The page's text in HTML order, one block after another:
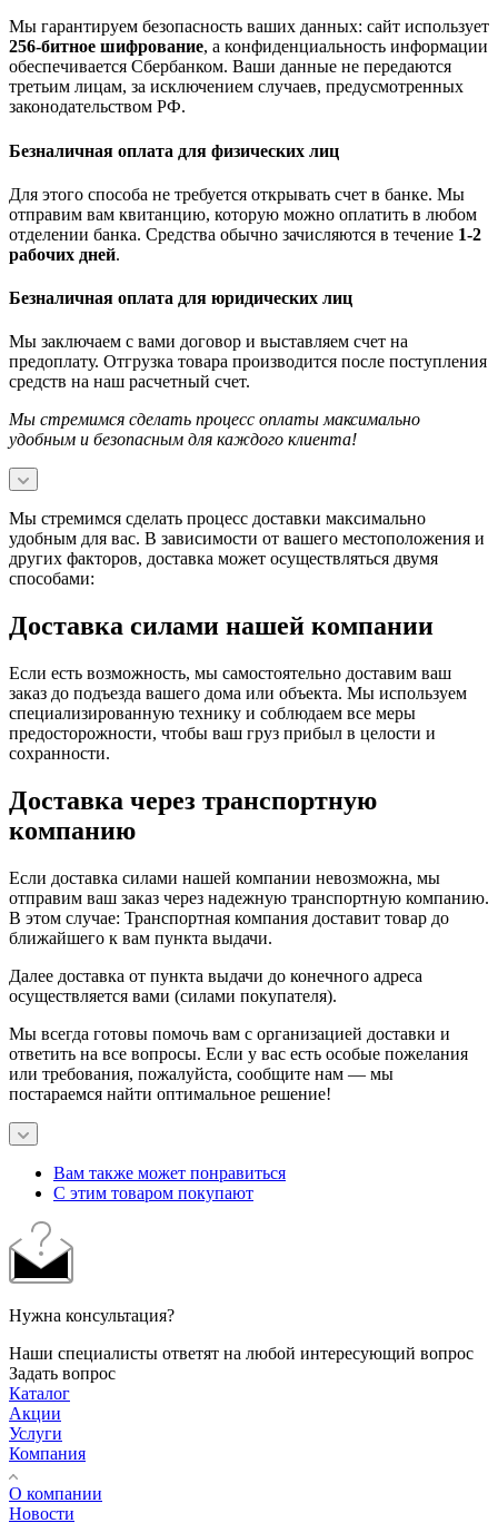
Мы гарантируем безопасность ваших данных: сайт использует
256-битное шифрование, а конфиденциальность информации
обеспечивается Сбербанком. Ваши данные не передаются
третьим лицам, за исключением случаев, предусмотренных
законодательством РФ.
Безналичная оплата для физических лиц
Для этого способа не требуется открывать счет в банке. Мы
отправим вам квитанцию, которую можно оплатить в любом
отделении банка. Средства обычно зачисляются в течение 1-2
рабочих дней.
Безналичная оплата для юридических лиц
Мы заключаем с вами договор и выставляем счет на
предоплату. Отгрузка товара производится после поступления
средств на наш расчетный счет.
Мы стремимся сделать процесс оплаты максимально
удобным и безопасным для каждого клиента!
Мы стремимся сделать процесс доставки максимально
удобным для вас. В зависимости от вашего местоположения и
других факторов, доставка может осуществляться двумя
способами:
Доставка силами нашей компании
Если есть возможность, мы самостоятельно доставим ваш
заказ до подъезда вашего дома или объекта. Мы используем
специализированную технику и соблюдаем все меры
предосторожности, чтобы ваш груз прибыл в целости и
сохранности.
Доставка через транспортную
компанию
Если доставка силами нашей компании невозможна, мы
отправим ваш заказ через надежную транспортную компанию.
В этом случае: Транспортная компания доставит товар до
ближайшего к вам пункта выдачи.
Далее доставка от пункта выдачи до конечного адреса
осуществляется вами (силами покупателя).
Мы всегда готовы помочь вам с организацией доставки и
ответить на все вопросы. Если у вас есть особые пожелания
или требования, пожалуйста, сообщите нам — мы
постараемся найти оптимальное решение!
Вам также может понравиться
С этим товаром покупают
Нужна консультация?
Наши специалисты ответят на любой интересующий вопрос
Задать вопрос
Каталог
Акции
Услуги
Компания
О компании
Новости